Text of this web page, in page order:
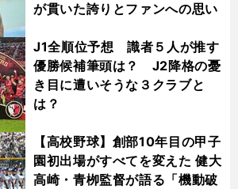
が貫いた誇りとファンへの思い
J1全順位予想 識者５人が推す
優勝候補筆頭は？ J2降格の憂
き目に遭いそうな３クラブと
は？
【高校野球】創部10年目の甲子
園初出場がすべてを変えた 健大
高崎・青栁監督が語る「機動破